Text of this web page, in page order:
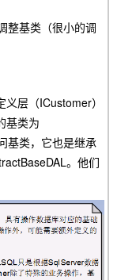
整基类（很小的调
层（ICustomer）
基类为
基类，它也是继承
。他们